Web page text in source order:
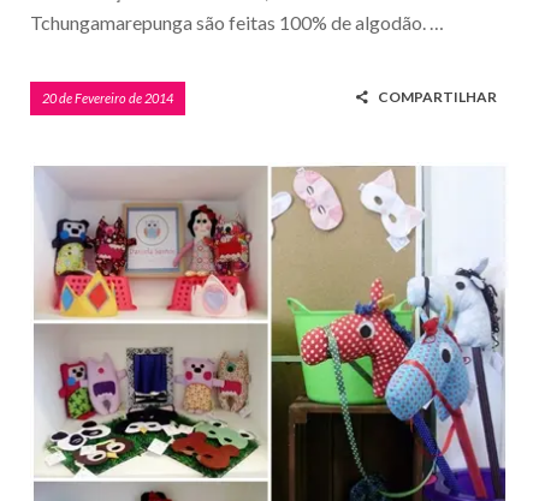
Tchungamarepunga são feitas 100% de algodão. …
20 de Fevereiro de 2014 COMPARTILHAR